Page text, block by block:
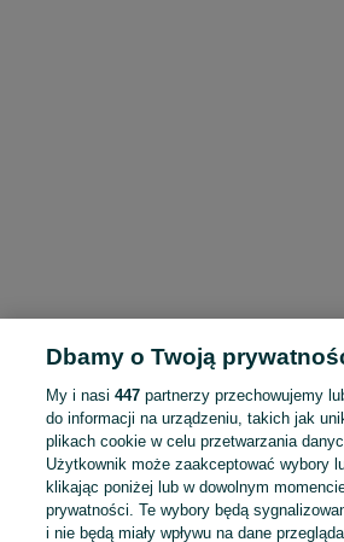
Dbamy o Twoją
My i nasi447 partnerzy przechowujemy
do informacji na urządzeniu, takich jak
plikach cookie w celu przetwarzania
Użytkownik może zaakceptować wybory
klikając poniżej lub w dowolnym
prywatności. Te wybory będą
i nie będą miały wpływu na dane